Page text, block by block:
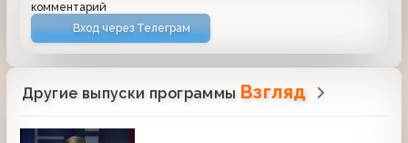
комментарий
Вход через Телеграм
Другие выпуски программы Взгляд